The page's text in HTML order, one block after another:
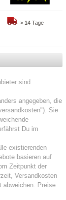
> 14 Tage